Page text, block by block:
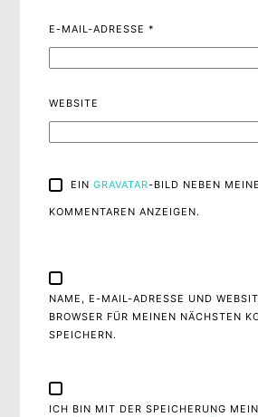
E-MAIL-ADRESSE*
WEBSITE
EIN GRAVATAR-BILD NEBEN
KOMMENTAREN ANZEIGEN.
NAME, E-MAIL-ADRESSE UND
BROWSER FÜR MEINEN NÄCHSTEN
SPEICHERN.
ICH BIN MIT DER SPEICHERUNG